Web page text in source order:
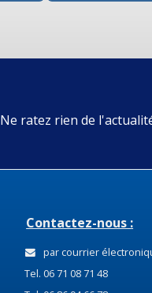
Ne ratez rien de
Contactez-nous :
par courrier
Tel. 06 71 08 71 48